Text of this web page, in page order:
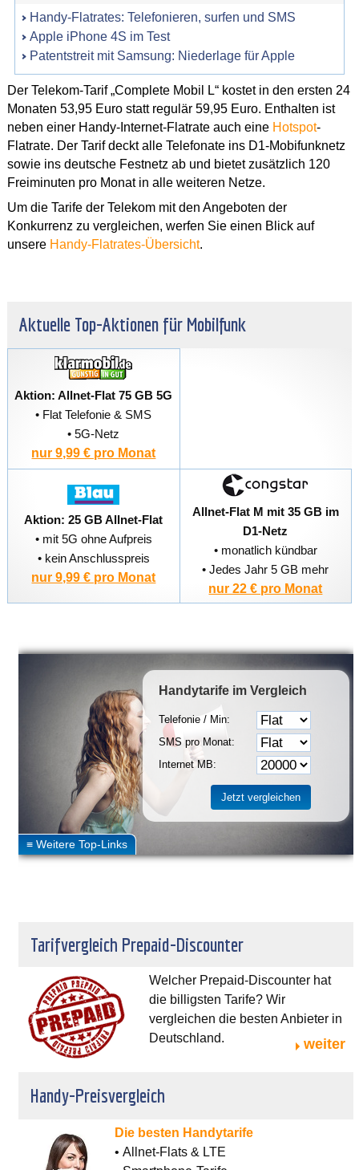
Handy-Flatrates: Telefonieren, surfen und SMS
Apple iPhone 4S im Test
Patentstreit mit Samsung: Niederlage für Apple
Der Telekom-Tarif „Complete Mobil L“ kostet in den ersten 24
Monaten 53,95 Euro statt regulär 59,95 Euro. Enthalten ist
neben einer Handy-Internet-Flatrate auch eine Hotspot-
Flatrate. Der Tarif deckt alle Telefonate ins D1-Mobifunknetz
sowie ins deutsche Festnetz ab und bietet zusätzlich 120
Freiminuten pro Monat in alle weiteren Netze.
Um die Tarife der Telekom mit den Angeboten der
Konkurrenz zu vergleichen, werfen Sie einen Blick auf
unsere Handy-Flatrates-Übersicht.
Aktuelle Top-Aktionen für Mobilfunk
Aktion: Allnet-Flat 75 GB 5G
• Flat Telefonie & SMS
• 5G-Netz
nur 9,99 € pro Monat
Aktion: 25 GB Allnet-Flat
• mit 5G ohne Aufpreis
• kein Anschlusspreis
nur 9,99 € pro Monat
Allnet-Flat M mit 35 GB im
D1-Netz
• monatlich kündbar
• Jedes Jahr 5 GB mehr
nur 22 € pro Monat
Handytarife im Vergleich
Telefonie / Min:
SMS pro Monat:
Internet MB:
Tarifvergleich Prepaid-Discounter
Welcher Prepaid-Discounter hat
die billigsten Tarife? Wir
vergleichen die besten Anbieter in
Deutschland.
weiter
Handy-Preisvergleich
Die besten Handytarife
• Allnet-Flats & LTE